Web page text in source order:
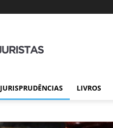
JURISPRUDÊNCIAS LIVROS